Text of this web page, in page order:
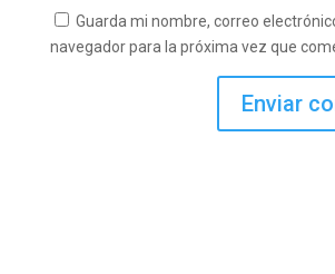
Guarda mi nombre, correo
navegador para la próxima vez que